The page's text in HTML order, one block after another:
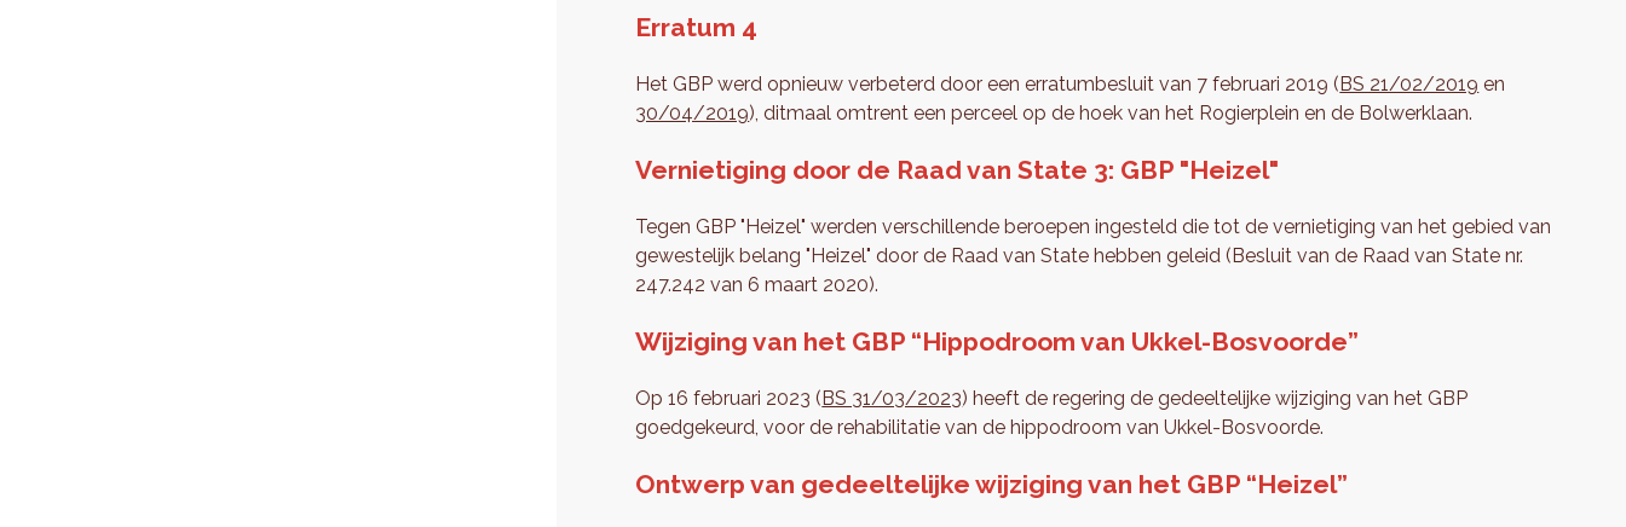
Erratum 4
Het GBP werd opnieuw verbeterd door een erratumbesluit van 7 februari 2019 (BS 21/02/2019 en
30/04/2019), ditmaal omtrent een perceel op de hoek van het Rogierplein en de Bolwerklaan.
Vernietiging door de Raad van State 3: GBP "Heizel"
Tegen GBP "Heizel" werden verschillende beroepen ingesteld die tot de vernietiging van het gebied van
gewestelijk belang "Heizel" door de Raad van State hebben geleid (Besluit van de Raad van State nr.
247.242 van 6 maart 2020).
Wijziging van het GBP “Hippodroom van Ukkel-Bosvoorde”
Op 16 februari 2023 (BS 31/03/2023) heeft de regering de gedeeltelijke wijziging van het GBP
goedgekeurd, voor de rehabilitatie van de hippodroom van Ukkel-Bosvoorde.
Ontwerp van gedeeltelijke wijziging van het GBP “Heizel”